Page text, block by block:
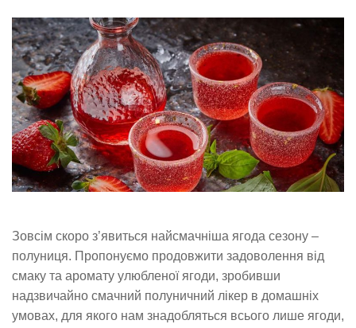
Зовсім скоро з’явиться найсмачніша ягода сезону –
полуниця. Пропонуємо продовжити задоволення від
смаку та аромату улюбленої ягоди, зробивши
надзвичайно смачний полуничний лікер в домашніх
умовах, для якого нам знадобляться всього лише ягоди,